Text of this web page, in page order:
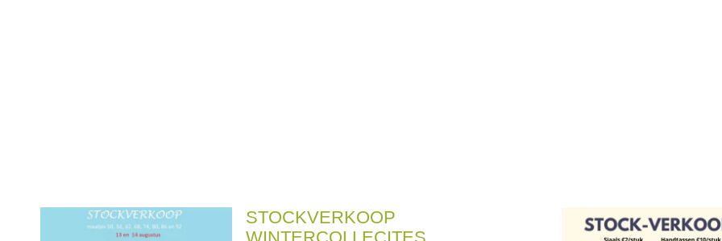
STOCKVERKOOP